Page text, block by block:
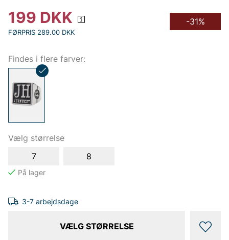
199 DKK
FØRPRIS 289.00 DKK
-31%
Findes i flere farver:
Vælg størrelse
7
8
3-7 arbejdsdage
VÆLG STØRRELSE